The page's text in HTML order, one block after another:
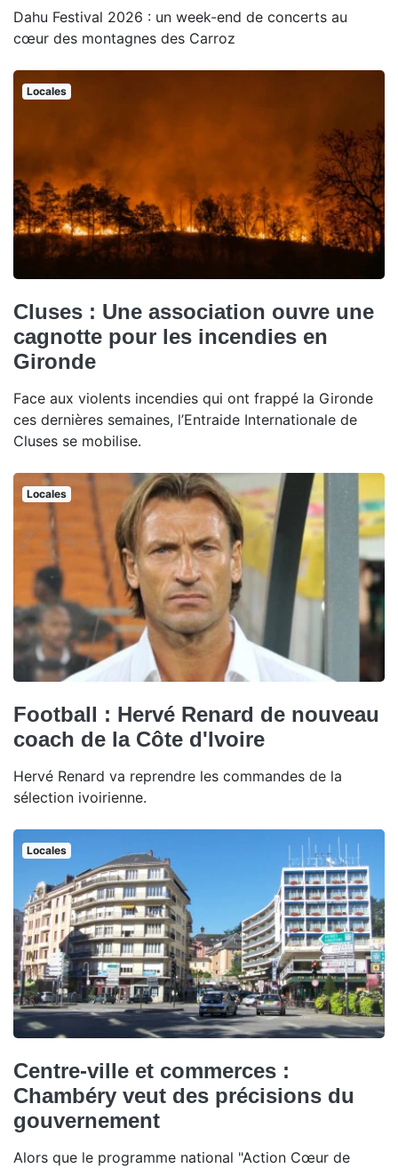
Dahu Festival 2026 : un week-end de concerts au
cœur des montagnes des Carroz
Locales
Cluses : Une association ouvre une
cagnotte pour les incendies en
Gironde
Face aux violents incendies qui ont frappé la Gironde
ces dernières semaines, l’Entraide Internationale de
Cluses se mobilise.
Locales
Football : Hervé Renard de nouveau
coach de la Côte d'Ivoire
Hervé Renard va reprendre les commandes de la
sélection ivoirienne.
Locales
Centre-ville et commerces :
Chambéry veut des précisions du
gouvernement
Alors que le programme national "Action Cœur de